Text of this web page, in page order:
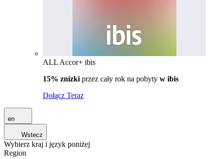
ALL Accor+ ibis
15% znizki przez cały rok na pobyty w ibis
Dołącz Teraz
en
Wstecz
Wybierz kraj i język poniżej
Region